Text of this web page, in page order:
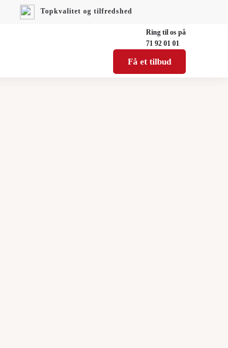
Ring til os på
71 92 01 01
Få et tilbud
Topkvalitet og tilfredshed